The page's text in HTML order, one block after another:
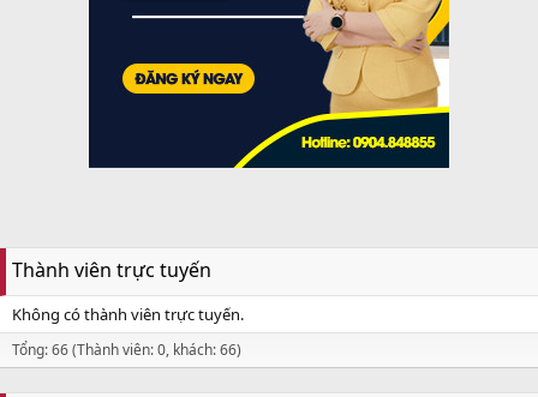
Thành viên trực tuyến
Không có thành viên trực tuyến.
Tổng: 66 (Thành viên: 0, khách: 66)